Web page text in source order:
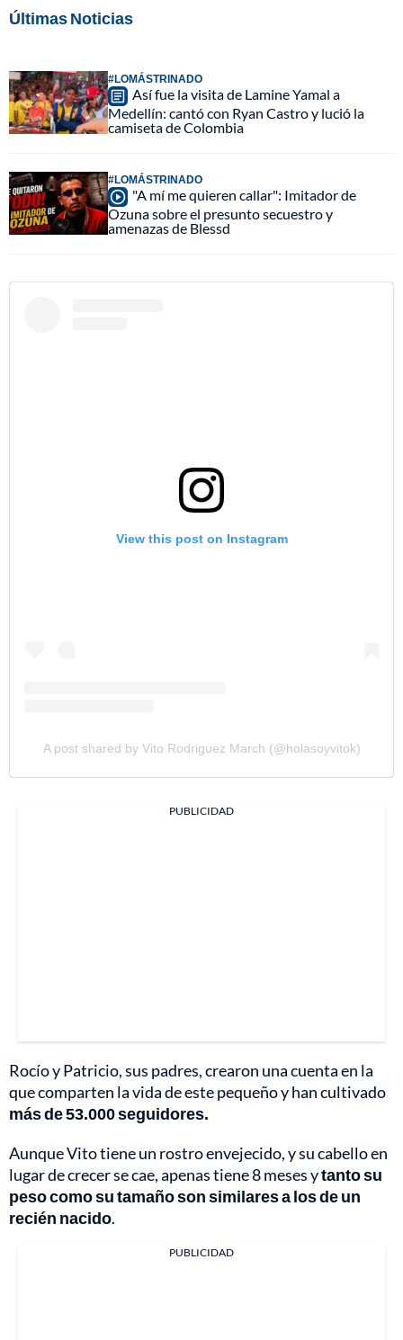
Últimas Noticias
#LOMÁSTRINADO
Así fue la visita de Lamine Yamal a
Medellín: cantó con Ryan Castro y lució la
camiseta de Colombia
#LOMÁSTRINADO
"A mí me quieren callar": Imitador de
Ozuna sobre el presunto secuestro y
amenazas de Blessd
View this post on Instagram
A post shared by Vito Rodriguez March (@holasoyvitok)
PUBLICIDAD
Rocío y Patricio, sus padres, crearon una cuenta en la
que comparten la vida de este pequeño y han cultivado
más de 53.000 seguidores.
Aunque Vito tiene un rostro envejecido, y su cabello en
lugar de crecer se cae, apenas tiene 8 meses ytanto su
peso como su tamaño son similares a los de un
recién nacido.
PUBLICIDAD